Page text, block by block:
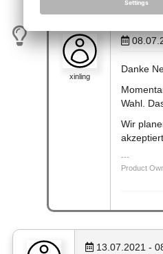
xinling
Danke
Wahl.
Wir
Product
13.07.2021 -